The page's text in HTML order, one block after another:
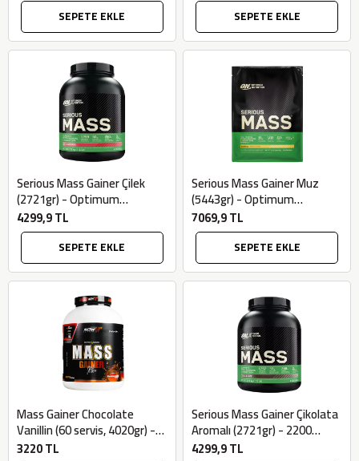
SEPETE EKLE SEPETE EKLE
Serious Mass Gainer Çilek
(2721gr) - Optimum
Nutrition
4299,9 TL
SEPETE EKLE
Serious Mass Gainer Muz
(5443gr) - Optimum
Nutrition
7069,9 TL
SEPETE EKLE
Mass Gainer Chocolate
Vanillin (60 servis, 4020gr) -
Nowup
3220 TL
Serious Mass Gainer Çikolata
Aromalı (2721gr) - 2200
Kombucha
4299,9 TL